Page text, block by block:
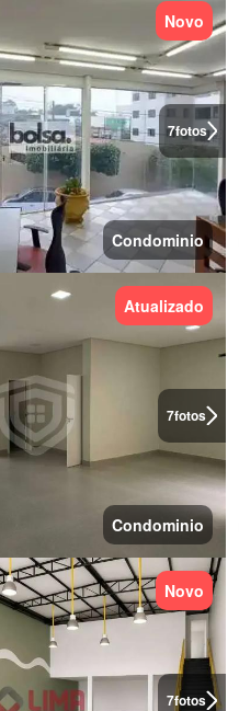
7fotos
Novo
Condominio
7fotos
Atualizado
Condominio
7fotos
Novo